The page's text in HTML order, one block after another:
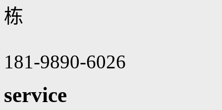
栋
181-9890-6026
service